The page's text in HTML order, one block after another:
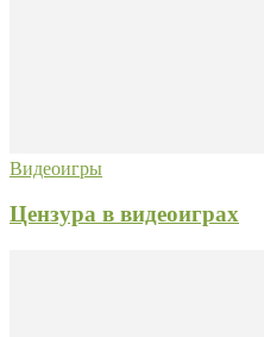
Видеоигры
Цензура в видеоиграх